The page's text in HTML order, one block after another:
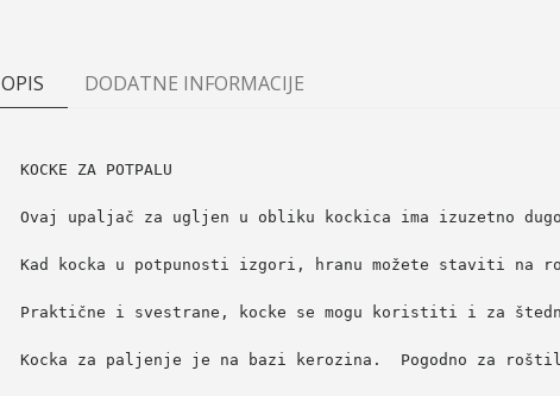
OPIS DODATNE INFORMACIJE
KOCKE ZA POTPALU
Ovaj upaljač za ugljen u obliku kockica ima izuzetno
Kad kocka u potpunosti izgori, hranu možete staviti na
Praktične i svestrane, kocke se mogu koristiti i za
Kocka za paljenje je na bazi kerozina. Pogodno za